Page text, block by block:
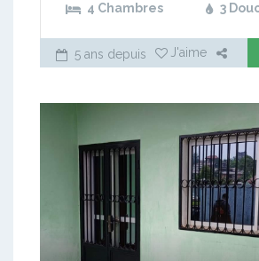
4 Chambres 3
5 ans depuis J'aime